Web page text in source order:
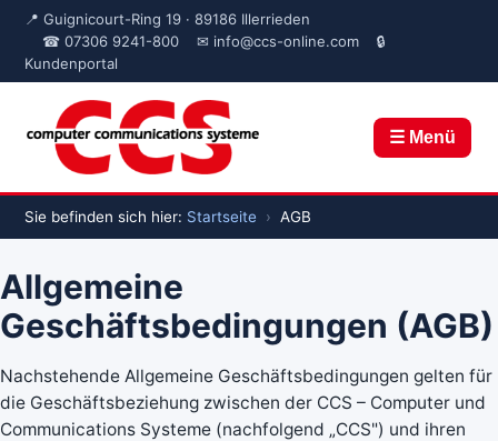
📍 Guignicourt-Ring 19 · 89186 Illerrieden
☎ 07306 9241-800
✉ info@ccs-online.com
🔒
Kundenportal
☰ Menü
Sie befinden sich hier: Startseite › AGB
Allgemeine
Geschäftsbedingungen (AGB)
Nachstehende Allgemeine Geschäftsbedingungen gelten für
die Geschäftsbeziehung zwischen der CCS – Computer und
Communications Systeme (nachfolgend „CCS") und ihren